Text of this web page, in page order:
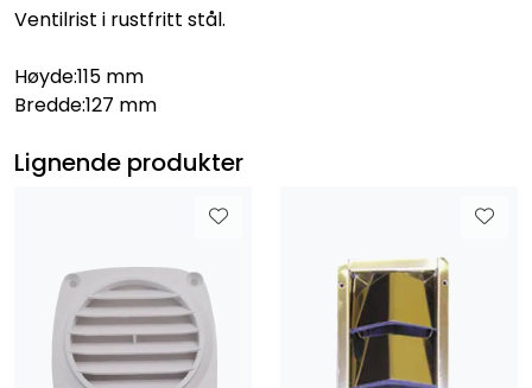
Ventilrist i rustfritt stål.
Høyde:115 mm
Bredde:127 mm
Lignende produkter